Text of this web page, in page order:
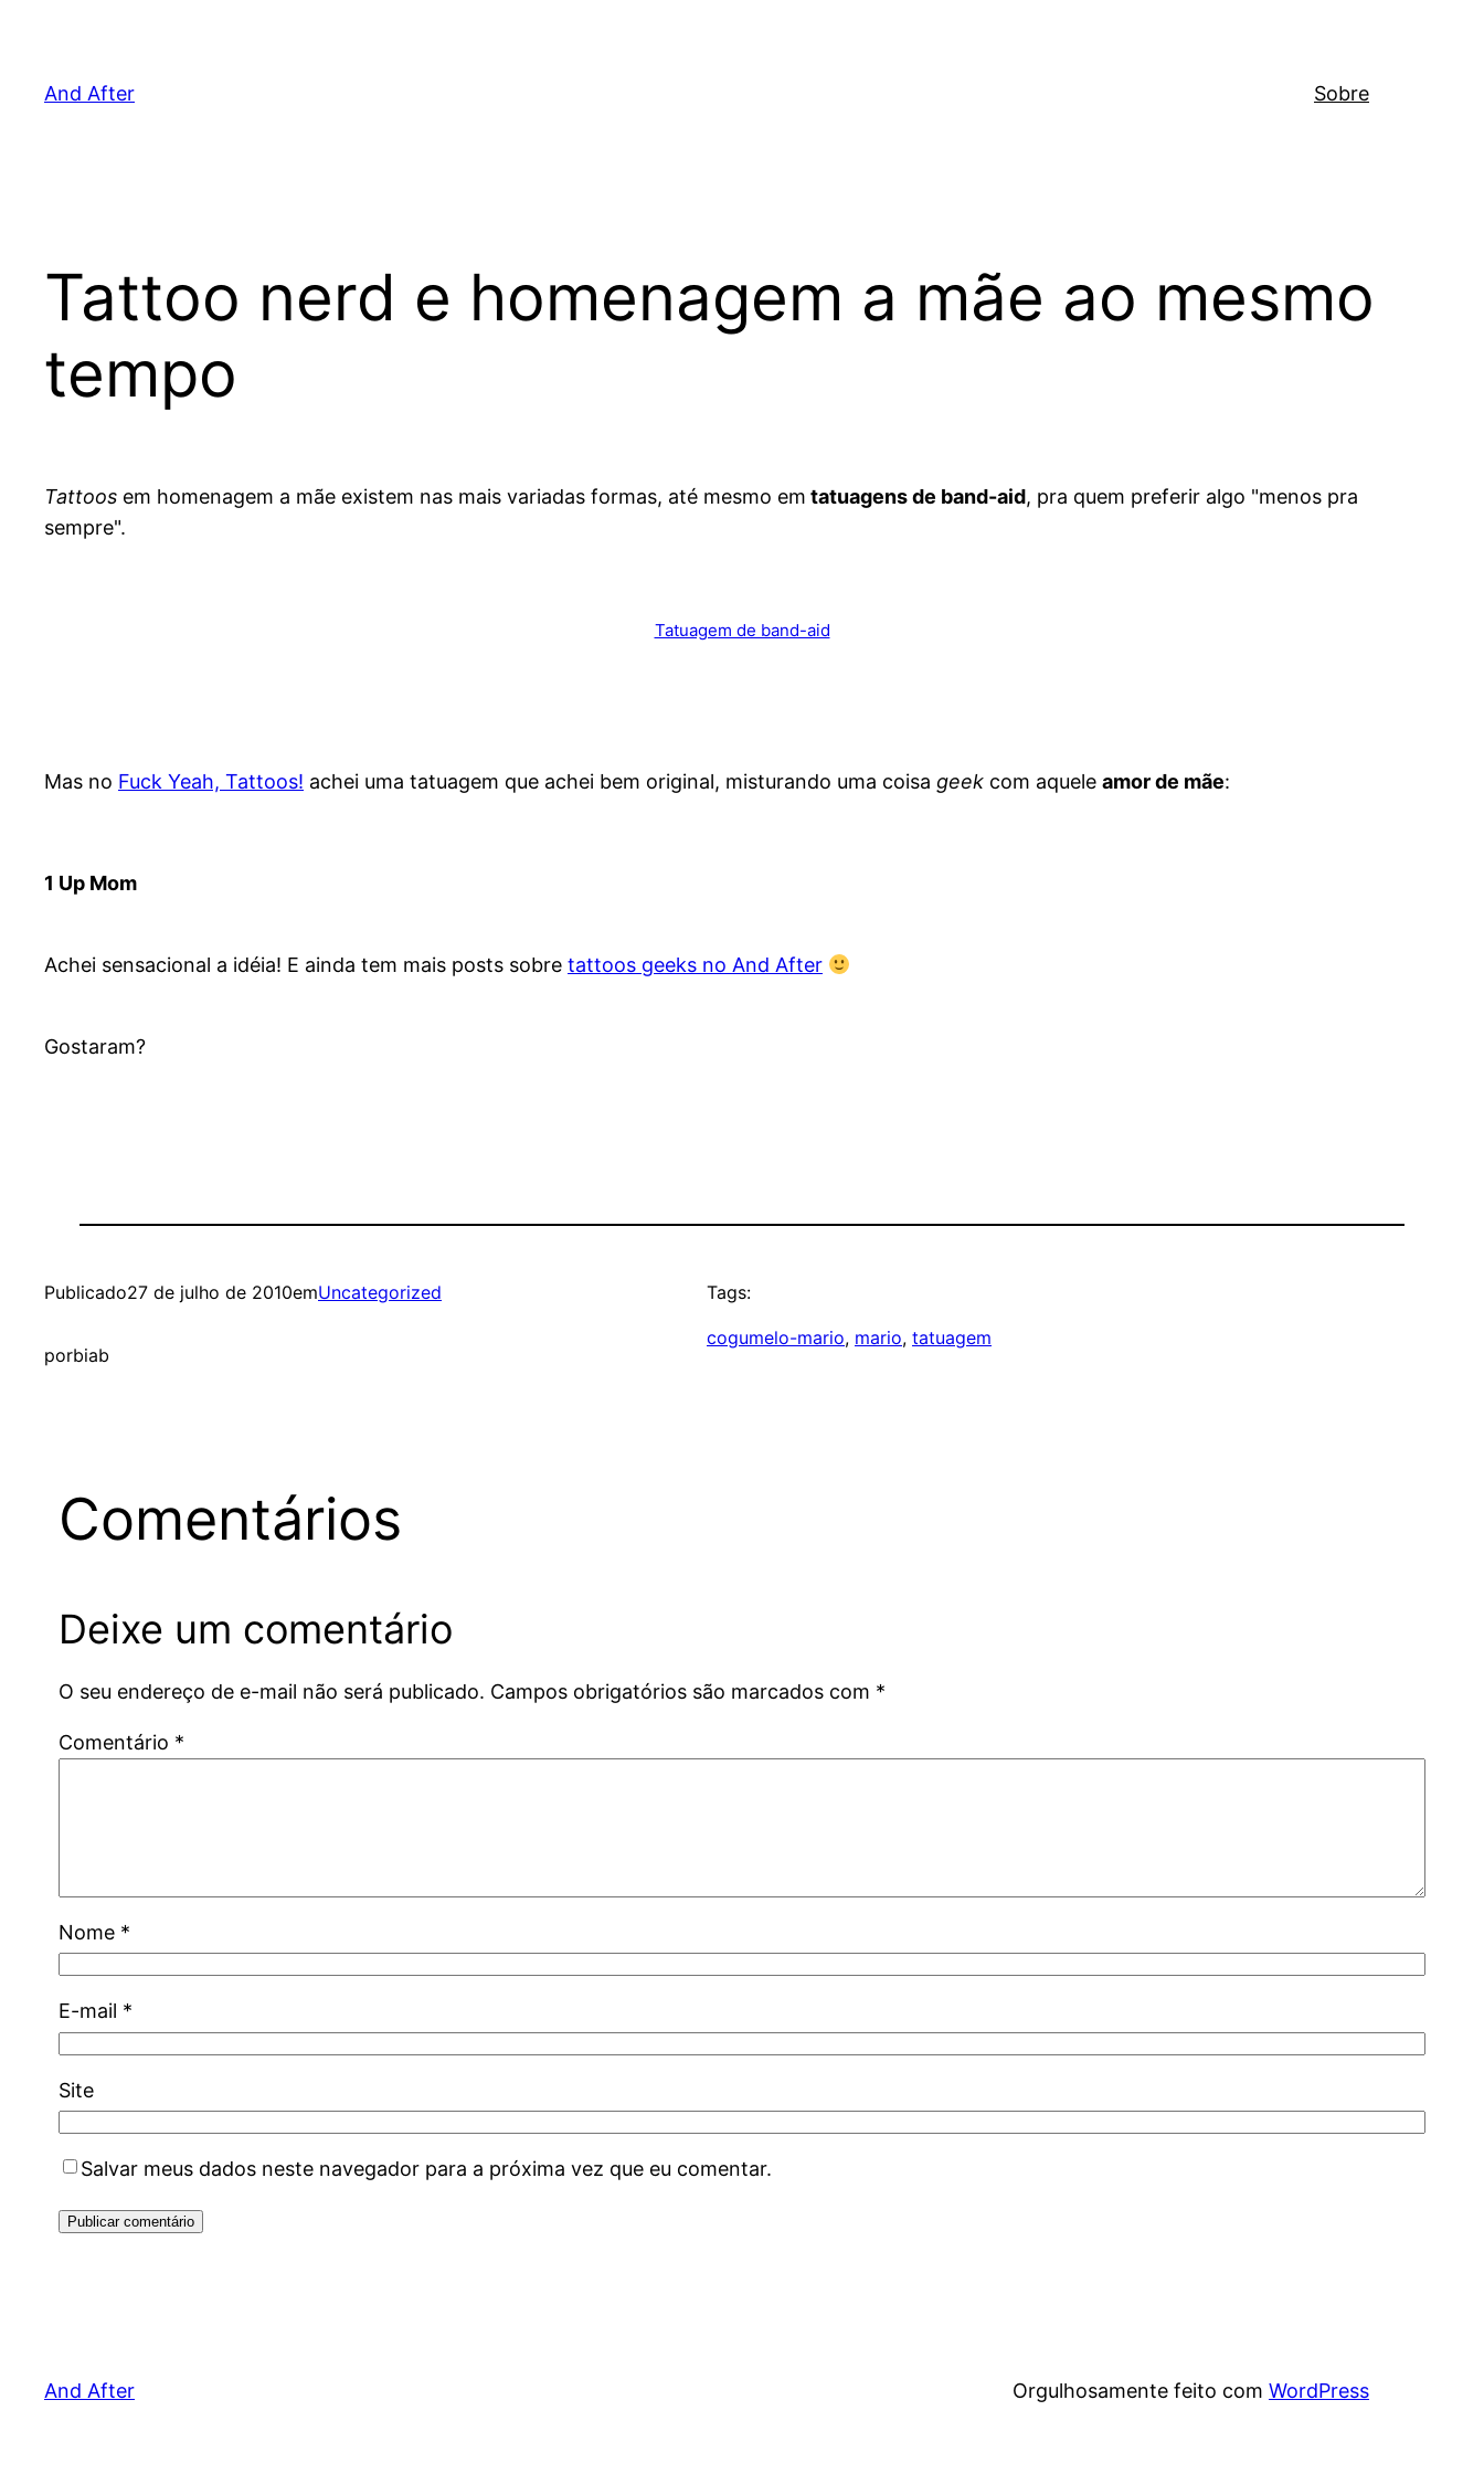
And After Sobre
Tattoo nerd e homenagem a mãe ao mesmo
tempo
Tattoos em homenagem a mãe existem nas mais variadas formas, até mesmo em tatuagens de band-aid, pra quem preferir algo "menos pra
sempre".
Tatuagem de band-aid
Mas no Fuck Yeah, Tattoos! achei uma tatuagem que achei bem original, misturando uma coisa geek com aquele amor de mãe:
1 Up Mom
Achei sensacional a idéia! E ainda tem mais posts sobre tattoos geeks no And After
Gostaram?
Publicado27 de julho de 2010emUncategorized
porbiab
Tags:
cogumelo-mario, mario, tatuagem
Comentários
Deixe um comentário
O seu endereço de e-mail não será publicado. Campos obrigatórios são marcados com *
Comentário *
Nome *
E-mail *
Site
Salvar meus dados neste navegador para a próxima vez que eu comentar.
And After Orgulhosamente feito com WordPress